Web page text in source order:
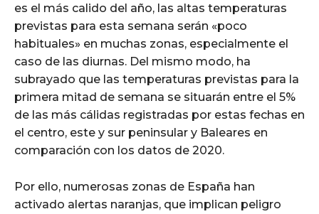
es el más calido del año, las altas temperaturas
previstas para esta semana serán «poco
habituales» en muchas zonas, especialmente el
caso de las diurnas. Del mismo modo, ha
subrayado que las temperaturas previstas para la
primera mitad de semana se situarán entre el 5%
de las más cálidas registradas por estas fechas en
el centro, este y sur peninsular y Baleares en
comparación con los datos de 2020.
Por ello, numerosas zonas de España han
activado alertas naranjas, que implican peligro